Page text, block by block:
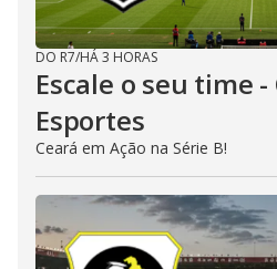
DO R7/HÁ 3 HORAS
Escale o seu time
Esportes
Ceará em Ação na Série B!